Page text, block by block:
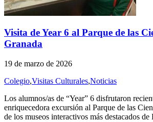
Visita de Year 6 al Parque de las
Granada
19 de marzo de 2026
Colegio,Visitas Culturales,Noticias
Los alumnos/as de “Year” 6 disfrutaron
enriquecedora excursión al Parque de las
de los museos interactivos más destacados